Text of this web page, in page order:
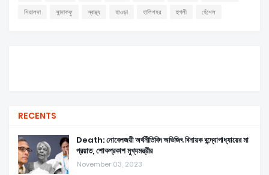
শিয়ালদা
সান্দাকফু স্বাস্থ্য হাওড়া হালিশহর হুগলী হেঁশেল
RECENTS
Death: নোবেলজয়ী অর্থনীতিবিদ অভিজিৎ বিনায়ক বন্দ্যোপাধ্যায়ের মা
প্রয়াত, শোকপ্রকাশ মুখ্যমন্ত্রীর
November 03, 2023